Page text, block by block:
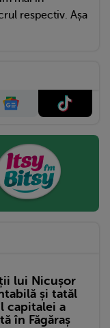
respectiv. Așa
lui Nicușor
și tatăl
capitalei a
în Făgăraș